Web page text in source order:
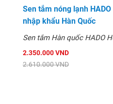
Sen tắm nóng lạnh
nhập khẩu Hàn Quốc
Sen tắm Hàn quốc HADO
2.350.000 VND
2.610.000 VND